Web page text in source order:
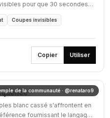
pour que 30 secondes
unique.
Coupes invisibles
Copier Utiliser
de la communauté · @renataro9
blanc cassé s'affrontent en
fournissant le langage